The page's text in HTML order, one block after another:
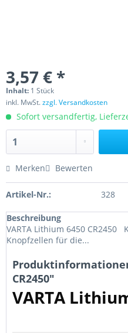
3,57 € *
Inhalt: 1 Stück
inkl. MwSt.zzgl. Versandkosten
Sofort versandfertig,
Merken Bewerten
Artikel-Nr.: 328
Beschreibung
VARTA Lithium 6450 CR2450
Knopfzellen für die...
CR2450"
VARTA